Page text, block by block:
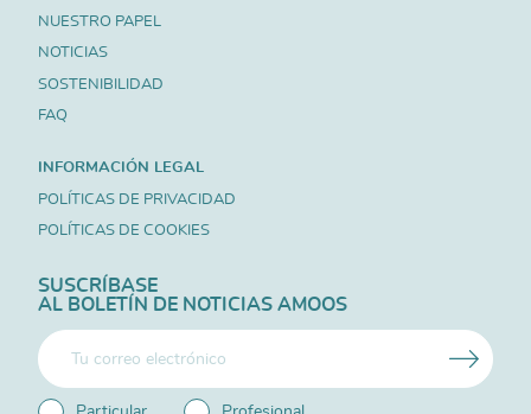
NUESTRO PAPEL
NOTICIAS
SOSTENIBILIDAD
FAQ
INFORMACIÓN LEGAL
POLÍTICAS DE PRIVACIDAD
POLÍTICAS DE COOKIES
SUSCRÍBASE
AL BOLETÍN DE NOTICIAS AMOOS